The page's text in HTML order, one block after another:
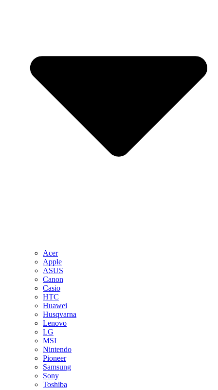
Acer
Apple
ASUS
Canon
Casio
HTC
Huawei
Husqvarna
Lenovo
LG
MSI
Nintendo
Pioneer
Samsung
Sony
Toshiba